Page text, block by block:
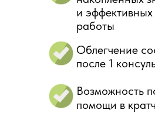
и
работы
Возможность
помощи в
Облегчение
после 1